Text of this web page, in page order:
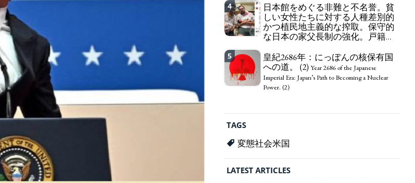
Fund Special Account happy" - Emphasising the
benefits of the exchange rate
die to set me free" - Sanae, a Japanese woman who
is sleepless, sexless, depressive and wallowing in
self-pity: destruction as a guidepost.
4
日本館をめぐる非難と不名誉。貧
しい女性たちに対する人種差別的
かつ植民地主義的な搾取。保守的
な日本の家父長制の強化。戸籍制
化。Criticism and disgrace surrounding the
Japan Pavilion. Racist and colonial exploitation of
poor women. Strengthening of conservative
Japanese patriarchy. Strengthening of the family
5
皇紀2686年：にっぽんの核保有国
への道。 (2) Year 2686 of the Japanese
Imperial Era: Japan’s Path to Becoming a Nuclear
Power. (2)
TAGS
変態社会米国
LATEST ARTICLES